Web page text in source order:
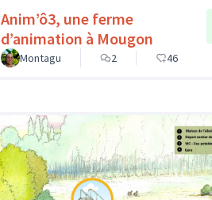
Anim’ô3, une ferme
d’animation à Mougon
Montagu
2 46